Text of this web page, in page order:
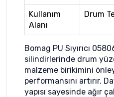
Kullanım
Alanı
Drum
Bomag PU Sıyırıcı
silindirlerinde drum
malzeme birikimini
performansını artırır.
yapısı sayesinde ağır